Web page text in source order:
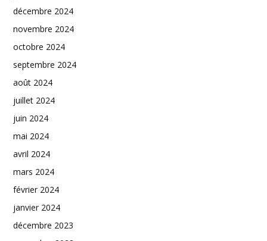
décembre 2024
novembre 2024
octobre 2024
septembre 2024
août 2024
juillet 2024
juin 2024
mai 2024
avril 2024
mars 2024
février 2024
janvier 2024
décembre 2023